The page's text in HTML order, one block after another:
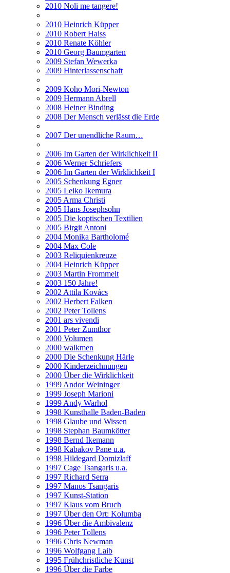
2010 Noli me tangere!
2010 Heinrich Küpper
2010 Robert Haiss
2010 Renate Köhler
2010 Georg Baumgarten
2009 Stefan Wewerka
2009 Hinterlassenschaft
2009 Koho Mori-Newton
2009 Hermann Abrell
2008 Heiner Binding
2008 Der Mensch verlässt die Erde
2007 Der unendliche Raum…
2006 Im Garten der Wirklichkeit II
2006 Werner Schriefers
2006 Im Garten der Wirklichkeit I
2005 Schenkung Egner
2005 Leiko Ikemura
2005 Arma Christi
2005 Hans Josephsohn
2005 Die koptischen Textilien
2005 Birgit Antoni
2004 Monika Bartholomé
2004 Max Cole
2003 Reliquienkreuze
2004 Heinrich Küpper
2003 Martin Frommelt
2003 150 Jahre!
2002 Attila Kovács
2002 Herbert Falken
2002 Peter Tollens
2001 ars vivendi
2001 Peter Zumthor
2000 Volumen
2000 walkmen
2000 Die Schenkung Härle
2000 Kinderzeichnungen
2000 Über die Wirklichkeit
1999 Andor Weininger
1999 Joseph Marioni
1999 Andy Warhol
1998 Kunsthalle Baden-Baden
1998 Glaube und Wissen
1998 Stephan Baumkötter
1998 Bernd Ikemann
1998 Kabakov Pane u.a.
1998 Hildegard Domizlaff
1997 Cage Tsangaris u.a.
1997 Richard Serra
1997 Manos Tsangaris
1997 Kunst-Station
1997 Klaus vom Bruch
1997 Über den Ort: Kolumba
1996 Über die Ambivalenz
1996 Peter Tollens
1996 Chris Newman
1996 Wolfgang Laib
1995 Frühchristliche Kunst
1996 Über die Farbe